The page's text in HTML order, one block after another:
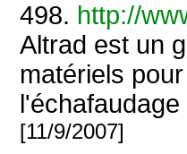
498. http://
Altrad est un
matériels
l'échafaudage
[11/9/2007]